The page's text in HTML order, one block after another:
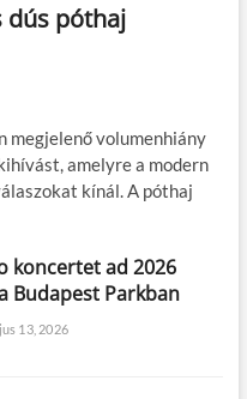
dús póthaj
megjelenő volumenhiány
amelyre a modern
kínál. A póthaj
koncertet ad 2026
Budapest Parkban
13, 2026